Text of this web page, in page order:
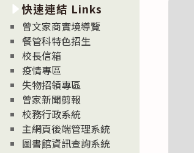
消
息
News
快速連結 Links
曾文家商實境導覽
餐管科特色招生
校長信箱
疫情專區
失物招領專區
曾家新聞剪報
校務行政系統
主網頁後端管理系統
圖書館資訊查詢系統